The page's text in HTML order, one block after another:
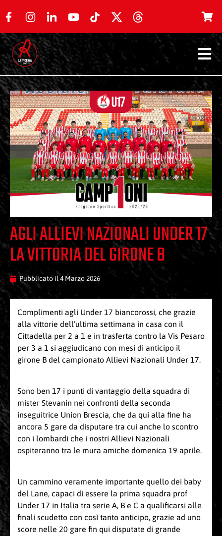
AGLI ALLIEVI NAZIONALI UNDER 17
LA VITTORIA DEL GIRONE B
Pubblicato il 4 Marzo 2026
Complimenti agli Under 17 biancorossi, che grazie
alla vittorie dell’ultima settimana in casa con il
Cittadella per 2 a 1 e in trasferta contro la Vis Pesaro
per 3 a 1 si aggiudicano con mesi di anticipo il
girone B del campionato Allievi Nazionali Under 17.
Sono ben 17 i punti di vantaggio della squadra di
mister Stevanin nei confronti della seconda
inseguitrice Union Brescia, che da qui alla fine ha
ancora 5 gare da disputare tra cui anche lo scontro
con i lombardi che i nostri Allievi Nazionali
ospiteranno tra le mura amiche domenica 19 aprile.
Un cammino veramente importante quello dei baby
del Lane, capaci di essere la prima squadra prof
Under 17 in Italia tra serie A, B e C a qualificarsi alle
finali scudetto con così tanto anticipo, grazie ad uno
score nelle 20 gare fin qui disputate di grande